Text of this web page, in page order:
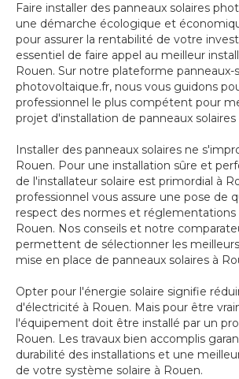
Faire installer des panneaux solaires
une démarche écologique et
pour assurer la rentabilité de votre
essentiel de faire appel au meilleur
Rouen. Sur notre plateforme panneaux-
photovoltaique.fr, nous vous guidons
professionnel le plus compétent pour
projet d'installation de panneaux solaires
Installer des panneaux solaires ne
Rouen. Pour une installation sûre et
de l'installateur solaire est primordial à
professionnel vous assure une pose de
respect des normes et réglementations
Rouen. Nos conseils et notre
permettent de sélectionner les
mise en place de panneaux solaires à
Opter pour l'énergie solaire signifie
d'électricité à Rouen. Mais pour être
l'équipement doit être installé par un
Rouen. Les travaux bien accomplis
durabilité des installations et une
de votre système solaire à Rouen.